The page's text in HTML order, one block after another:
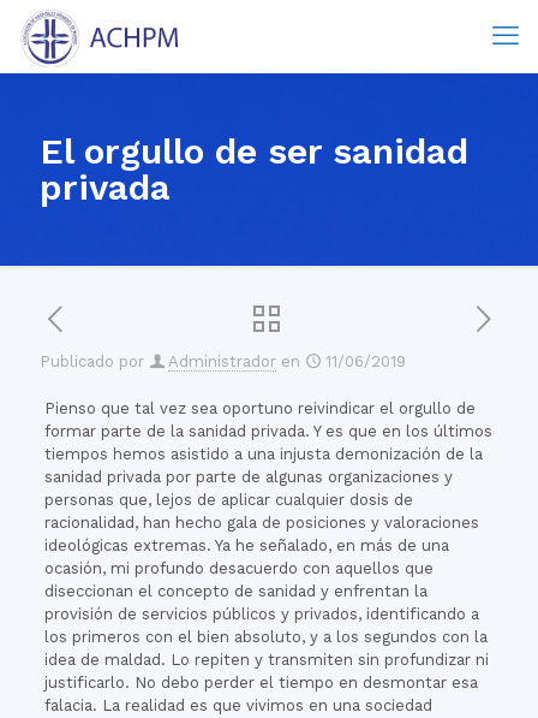
El orgullo de ser sanidad
privada
Publicado por Administrador en 11/06/2019
Pienso que tal vez sea oportuno reivindicar el orgullo de
formar parte de la sanidad privada. Y es que en los últimos
tiempos hemos asistido a una injusta demonización de la
sanidad privada por parte de algunas organizaciones y
personas que, lejos de aplicar cualquier dosis de
racionalidad, han hecho gala de posiciones y valoraciones
ideológicas extremas. Ya he señalado, en más de una
ocasión, mi profundo desacuerdo con aquellos que
diseccionan el concepto de sanidad y enfrentan la
provisión de servicios públicos y privados, identificando a
los primeros con el bien absoluto, y a los segundos con la
idea de maldad. Lo repiten y transmiten sin profundizar ni
justificarlo. No debo perder el tiempo en desmontar esa
falacia. La realidad es que vivimos en una sociedad